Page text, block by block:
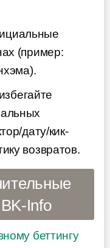
(пример:
избегайте
дату/кик-
возвратов.
Info
беттингу